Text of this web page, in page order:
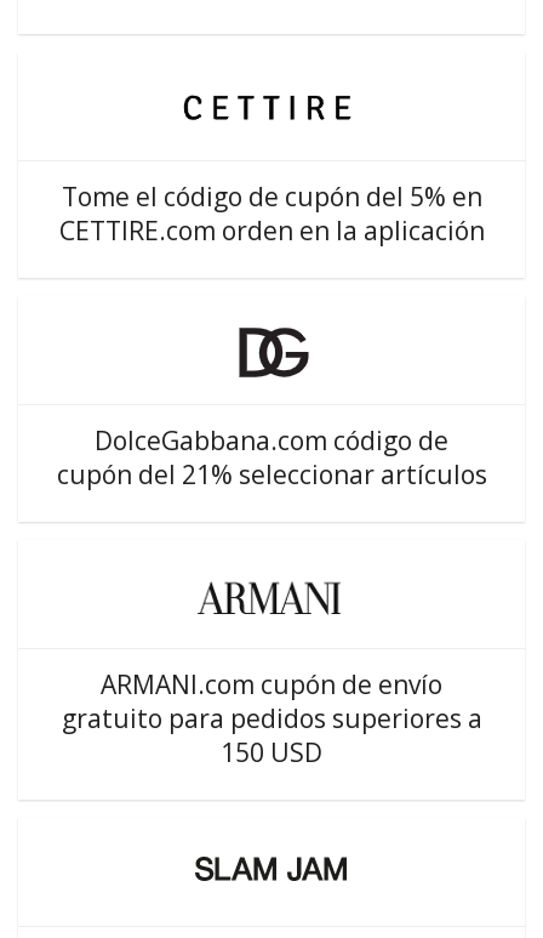
Tome el código de cupón del 5% en
CETTIRE.com orden en la aplicación
DolceGabbana.com código de
cupón del 21% seleccionar artículos
ARMANI.com cupón de envío
gratuito para pedidos superiores a
150 USD